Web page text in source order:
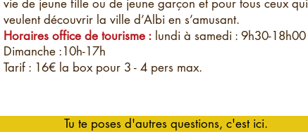
vie de jeune fille ou de jeune garçon et pour tous ceux qui
veulent découvrir la ville d’Albi en s’amusant.
Horaires office de tourisme : lundi à samedi : 9h30-18h00
Dimanche :10h-17h
Tarif : 16€ la box pour 3 - 4 pers max.
Tu te poses d'autres questions, c'est ici.